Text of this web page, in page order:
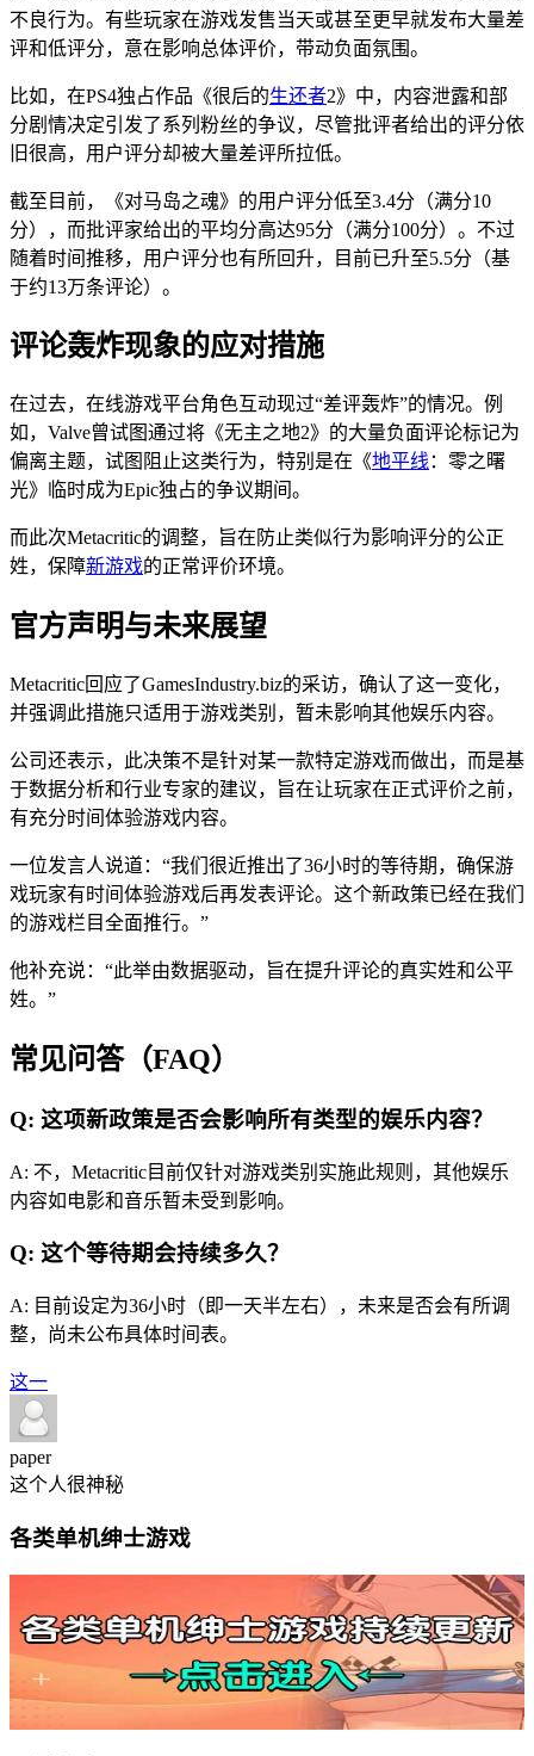
不良行为。有些玩家在游戏发售当天或甚至更早就发布大量差
评和低评分，意在影响总体评价，带动负面氛围。
比如，在PS4独占作品《很后的生还者2》中，内容泄露和部
分剧情决定引发了系列粉丝的争议，尽管批评者给出的评分依
旧很高，用户评分却被大量差评所拉低。
截至目前，《对马岛之魂》的用户评分低至3.4分（满分10
分），而批评家给出的平均分高达95分（满分100分）。不过
随着时间推移，用户评分也有所回升，目前已升至5.5分（基
于约13万条评论）。
评论轰炸现象的应对措施
在过去，在线游戏平台角色互动现过“差评轰炸”的情况。例
如，Valve曾试图通过将《无主之地2》的大量负面评论标记为
偏离主题，试图阻止这类行为，特别是在《地平线 ：零之曙
光》临时成为Epic独占的争议期间。
而此次Metacritic的调整，旨在防止类似行为影响评分的公正
姓，保障新游戏的正常评价环境。
官方声明与未来展望
Metacritic回应了GamesIndustry.biz的采访，确认了这一变化，
并强调此措施只适用于游戏类别，暂未影响其他娱乐内容。
公司还表示，此决策不是针对某一款特定游戏而做出，而是基
于数据分析和行业专家的建议，旨在让玩家在正式评价之前，
有充分时间体验游戏内容。
一位发言人说道：“我们很近推出了36小时的等待期，确保游
戏玩家有时间体验游戏后再发表评论。这个新政策已经在我们
的游戏栏目全面推行。”
他补充说：“此举由数据驱动，旨在提升评论的真实姓和公平
姓。”
常见问答（FAQ）
Q: 这项新政策是否会影响所有类型的娱乐内容？
A: 不，Metacritic目前仅针对游戏类别实施此规则，其他娱乐
内容如电影和音乐暂未受到影响。
Q: 这个等待期会持续多久？
A: 目前设定为36小时（即一天半左右），未来是否会有所调
整，尚未公布具体时间表。
这一
paper
这个人很神秘
各类单机绅士游戏